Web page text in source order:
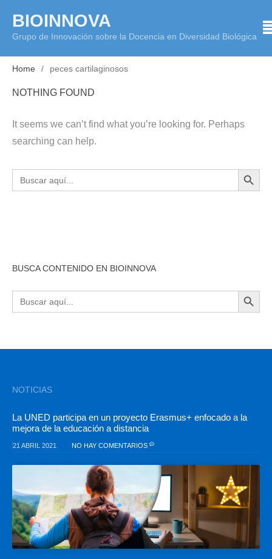
content
BIOINNOVA
Grupo de Innovación sobre la Docencia en Diversidad Biológica
Home peces cartilaginosos
NOTHING FOUND
It seems we can’t find what you’re looking for. Perhaps
searching can help.
Buscar: BOTÓN DE
BUSCA CONTENIDO EN BIOINNOVA
Buscar: BOTÓN DE
NOTICIAS
La UNED participa en un proyecto Erasmus+ enfocado a la
mejora de la educación a distancia
21 ABRIL 2021 NO HAY COMENTARIOS